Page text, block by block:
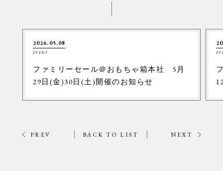
2026.05.08
EVENT
ファミリーセール＠おもちゃ箱本社 5月
29日(金)30日(土)開催のお知らせ
PREV BACK TO LIST NEXT